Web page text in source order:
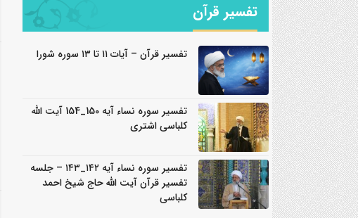
تفسیر قرآن
تفسیر قرآن – آیات ۱۱ تا ۱۳ سوره شورا
تفسیر سوره نساء آیه 150_154 آیت الله
کلباسی اشتری
تفسیر سوره نساء آیه ۱۴۲_۱۴۳ – جلسه
تفسیر قرآن آیت الله حاج شیخ احمد
کلباسی